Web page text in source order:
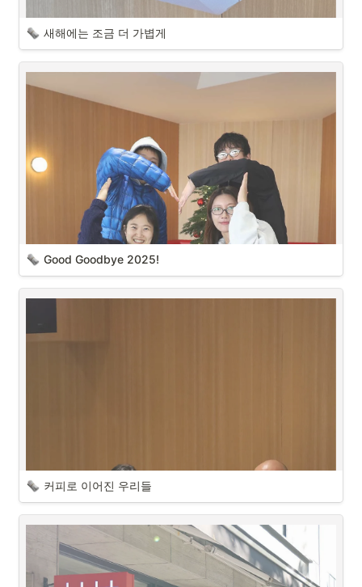
새해에는 조금 더 가볍게
Good Goodbye 2025!
커피로 이어진 우리들